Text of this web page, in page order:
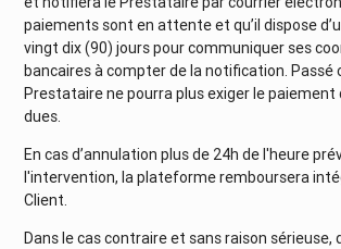
paiements sont en attente et qu’il dispose
vingt dix (90) jours pour communiquer ses
bancaires à compter de la notification. Passé
Prestataire ne pourra plus exiger le paiement
dues.
En cas d’annulation plus de 24h de l'heure
l'intervention, la plateforme remboursera
Client.
Dans le cas contraire et sans raison sérieuse,